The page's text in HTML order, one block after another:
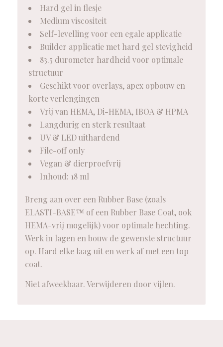
Hard gel in flesje
Medium viscositeit
Self-levelling voor een egale applicatie
Builder applicatie met hard gel stevigheid
83.5 durometer hardheid voor optimale
structuur
Geschikt voor overlays, apex opbouw en
korte verlengingen
Vrij van HEMA, Di-HEMA, IBOA & HPMA
Langdurig en sterk resultaat
UV & LED uithardend
File-off only
Vegan & dierproefvrij
Inhoud: 18 ml
Breng aan over een Rubber Base (zoals
ELASTI-BASE™ of een Rubber Base Coat, ook
HEMA-vrij mogelijk) voor optimale hechting.
Werk in lagen en bouw de gewenste structuur
op. Hard elke laag uit en werk af met een top
coat.
Niet afweekbaar. Verwijderen door vijlen.